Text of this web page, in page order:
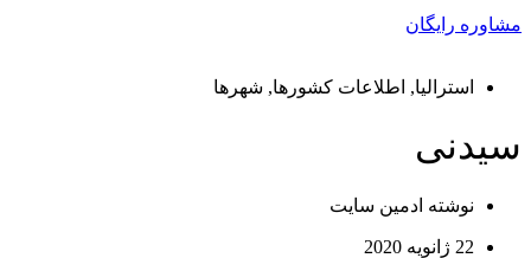
مشاوره رایگان
استرالیا, اطلاعات کشورها, شهرها
سیدنی
نوشته ادمین سایت
22 ژانویه 2020